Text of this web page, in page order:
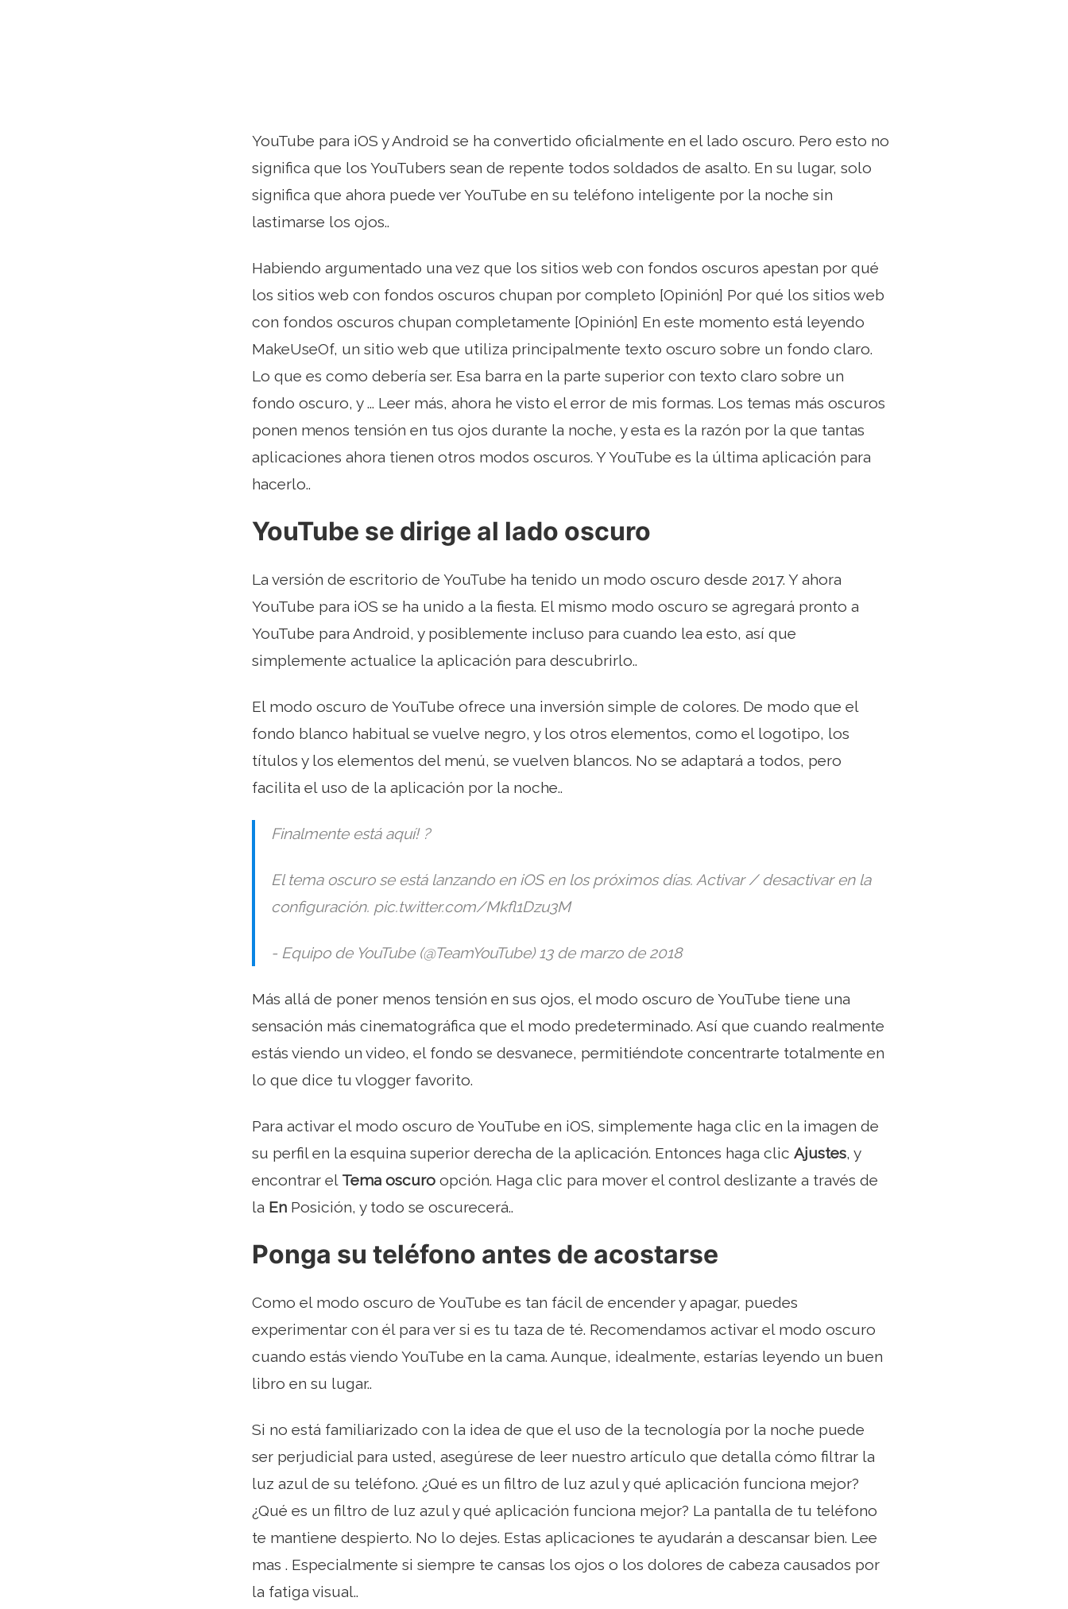
YouTube para iOS y Android se ha convertido oficialmente en el lado oscuro. Pero esto no
significa que los YouTubers sean de repente todos soldados de asalto. En su lugar, solo
significa que ahora puede ver YouTube en su teléfono inteligente por la noche sin
lastimarse los ojos..
Habiendo argumentado una vez que los sitios web con fondos oscuros apestan por qué
los sitios web con fondos oscuros chupan por completo [Opinión] Por qué los sitios web
con fondos oscuros chupan completamente [Opinión] En este momento está leyendo
MakeUseOf, un sitio web que utiliza principalmente texto oscuro sobre un fondo claro.
Lo que es como debería ser. Esa barra en la parte superior con texto claro sobre un
fondo oscuro, y ... Leer más, ahora he visto el error de mis formas. Los temas más oscuros
ponen menos tensión en tus ojos durante la noche, y esta es la razón por la que tantas
aplicaciones ahora tienen otros modos oscuros. Y YouTube es la última aplicación para
hacerlo..
YouTube se dirige al lado oscuro
La versión de escritorio de YouTube ha tenido un modo oscuro desde 2017. Y ahora
YouTube para iOS se ha unido a la fiesta. El mismo modo oscuro se agregará pronto a
YouTube para Android, y posiblemente incluso para cuando lea esto, así que
simplemente actualice la aplicación para descubrirlo..
El modo oscuro de YouTube ofrece una inversión simple de colores. De modo que el
fondo blanco habitual se vuelve negro, y los otros elementos, como el logotipo, los
títulos y los elementos del menú, se vuelven blancos. No se adaptará a todos, pero
facilita el uso de la aplicación por la noche..
Finalmente está aquí! ?
El tema oscuro se está lanzando en iOS en los próximos días. Activar / desactivar en la
configuración. pic.twitter.com/Mkfl1Dzu3M
- Equipo de YouTube (@TeamYouTube) 13 de marzo de 2018
Más allá de poner menos tensión en sus ojos, el modo oscuro de YouTube tiene una
sensación más cinematográfica que el modo predeterminado. Así que cuando realmente
estás viendo un video, el fondo se desvanece, permitiéndote concentrarte totalmente en
lo que dice tu vlogger favorito.
Para activar el modo oscuro de YouTube en iOS, simplemente haga clic en la imagen de
su perfil en la esquina superior derecha de la aplicación. Entonces haga clic Ajustes, y
encontrar el Tema oscuro opción. Haga clic para mover el control deslizante a través de
la En Posición, y todo se oscurecerá..
Ponga su teléfono antes de acostarse
Como el modo oscuro de YouTube es tan fácil de encender y apagar, puedes
experimentar con él para ver si es tu taza de té. Recomendamos activar el modo oscuro
cuando estás viendo YouTube en la cama. Aunque, idealmente, estarías leyendo un buen
libro en su lugar..
Si no está familiarizado con la idea de que el uso de la tecnología por la noche puede
ser perjudicial para usted, asegúrese de leer nuestro artículo que detalla cómo filtrar la
luz azul de su teléfono. ¿Qué es un filtro de luz azul y qué aplicación funciona mejor?
¿Qué es un filtro de luz azul y qué aplicación funciona mejor? La pantalla de tu teléfono
te mantiene despierto. No lo dejes. Estas aplicaciones te ayudarán a descansar bien. Lee
mas . Especialmente si siempre te cansas los ojos o los dolores de cabeza causados ​​por
la fatiga visual..